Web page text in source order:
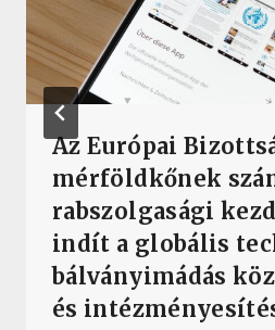
Az Európai
mérföldkőnek
rabszolgasági
indít a globális
bálványimádás
és